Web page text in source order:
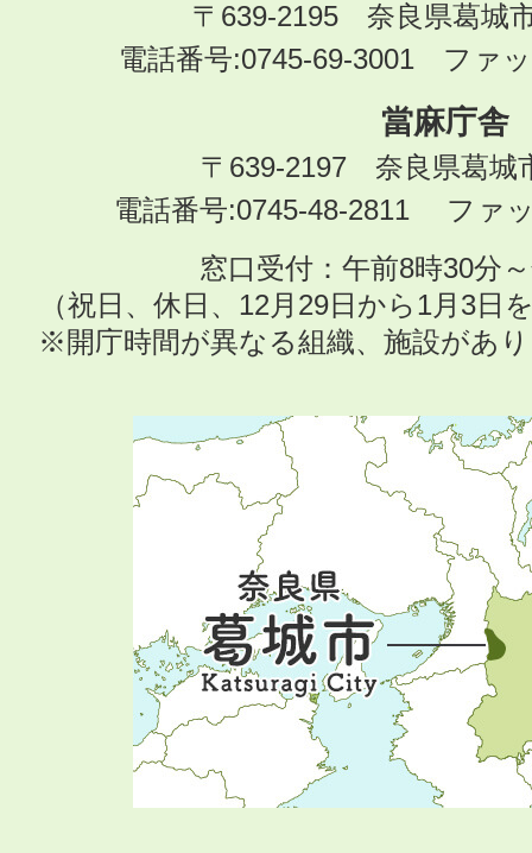
〒639-2195 奈良県葛城
電話番号:0745-69-3001 ファ
當麻庁舎
〒639-2197 奈良県葛城
電話番号:0745-48-2811 ファ
窓口受付：午前8時30分
（祝日、休日、12月29日から1月3日
※開庁時間が異なる組織、施設があ